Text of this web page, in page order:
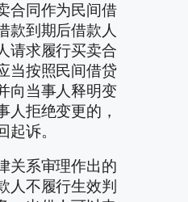
合同作为民间借
款到期后借款人
请求履行买卖合
当按照民间借贷
向当事人释明变
人拒绝变更的，
起诉。
关系审理作出的
人不履行生效判